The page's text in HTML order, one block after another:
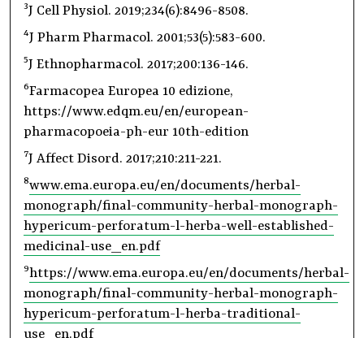
3J Cell Physiol. 2019;234(6):8496-8508.
4J Pharm Pharmacol. 2001;53(5):583-600.
5J Ethnopharmacol. 2017;200:136-146.
6Farmacopea Europea 10 edizione,
https://www.edqm.eu/en/european-
pharmacopoeia-ph-eur 10th-edition
7J Affect Disord. 2017;210:211-221.
8www.ema.europa.eu/en/documents/herbal-
monograph/final-community-herbal-monograph-
hypericum-perforatum-l-herba-well-established-
medicinal-use_en.pdf
9https://www.ema.europa.eu/en/documents/herbal-
monograph/final-community-herbal-monograph-
hypericum-perforatum-l-herba-traditional-
use_en.pdf